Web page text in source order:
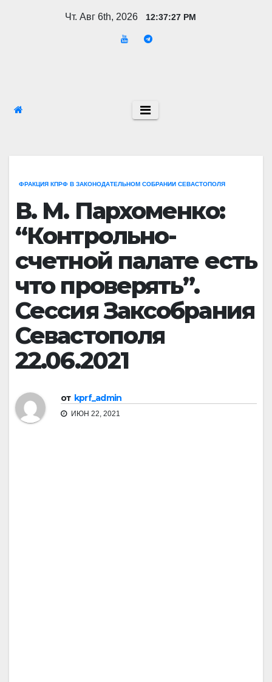
Чт. Авг 6th, 2026 12:37:29 PM
ФРАКЦИЯ КПРФ В ЗАКОНОДАТЕЛЬНОМ СОБРАНИИ СЕВАСТОПОЛЯ
В. М. Пархоменко:
“Контрольно-
счетной палате есть
что проверять”.
Сессия Заксобрания
Севастополя
22.06.2021
от kprf_admin
ИЮН 22, 2021